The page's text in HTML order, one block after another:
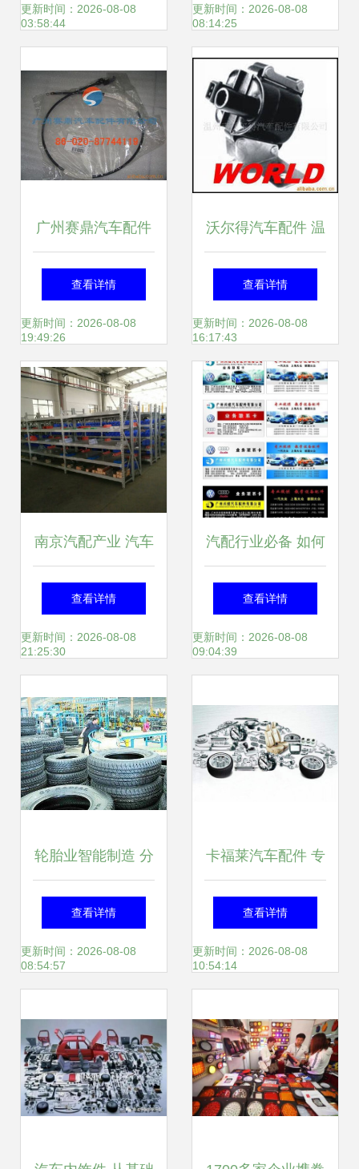
1137制动蹄与制动
保障行车安全
更新时间：2026-08-08
03:58:44
及德森、福瑞、圣
达因气瓶减压阀 价
格、图片与配件厂
家解析
更新时间：2026-08-08
08:14:25
广州赛鼎汽车配件
高品质大包围产品
全览，打造专属座
驾风格
查看详情
更新时间：2026-08-08
19:49:26
沃尔得汽车配件 温
州市汽车内饰件的
专业制造商
查看详情
更新时间：2026-08-08
16:17:43
南京汽配产业 汽车
内饰件的创新与升
级之路
查看详情
更新时间：2026-08-08
21:25:30
汽配行业必备 如何
免费下载高质量汽
车配件图片素材
查看详情
更新时间：2026-08-08
09:04:39
轮胎业智能制造 分
步实施，迈向未来
查看详情
更新时间：2026-08-08
08:54:57
卡福莱汽车配件 专
业品质，为您的爱
车保驾护航
查看详情
更新时间：2026-08-08
10:54:14